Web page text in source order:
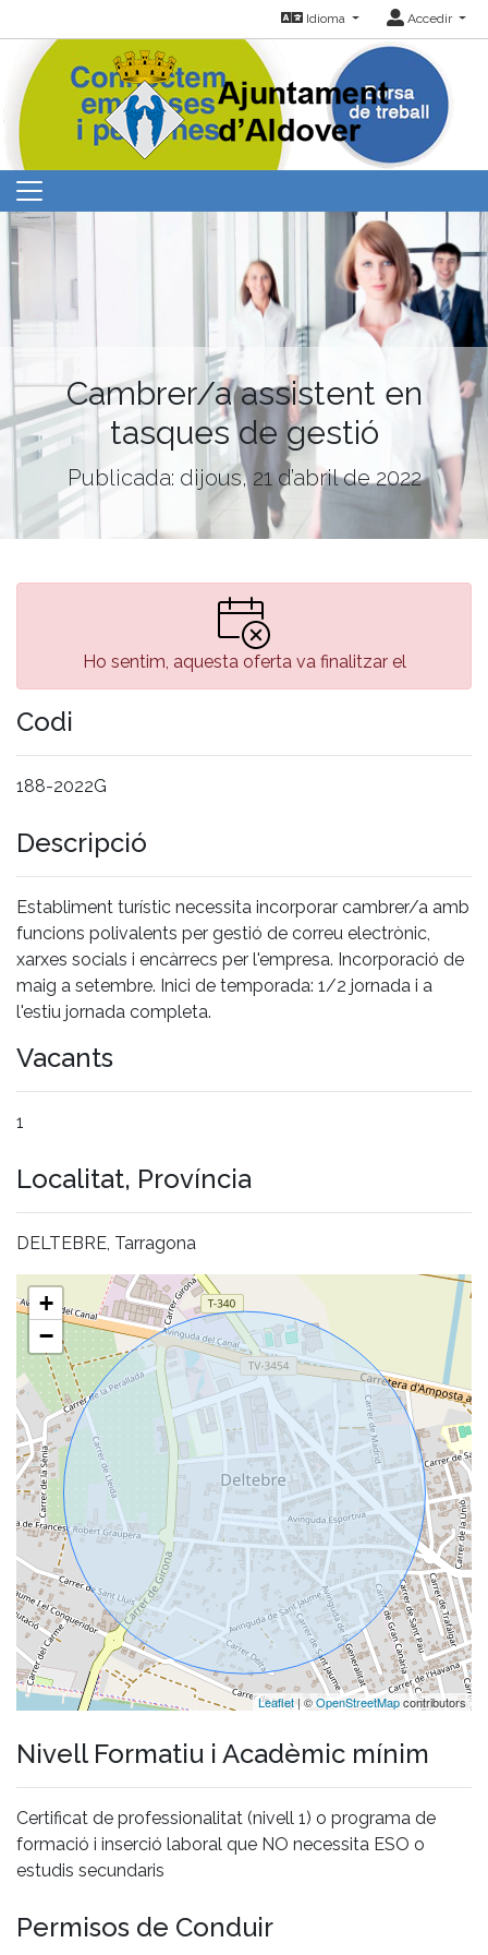
Idioma Accedir
Cambrer/a assistent en
tasques de gestió
Publicada: dijous, 21 d’abril de 2022
Ho sentim, aquesta oferta va finalitzar el
Codi
188-2022G
Descripció
Establiment turístic necessita incorporar cambrer/a amb
funcions polivalents per gestió de correu electrònic,
xarxes socials i encàrrecs per l'empresa. Incorporació de
maig a setembre. Inici de temporada: 1/2 jornada i a
l'estiu jornada completa.
Vacants
1
Localitat, Província
DELTEBRE, Tarragona
+
−
Leaflet| ©OpenStreetMapcontributors
Nivell Formatiu i Acadèmic mínim
Certificat de professionalitat (nivell 1) o programa de
formació i inserció laboral que NO necessita ESO o
estudis secundaris
Permisos de Conduir